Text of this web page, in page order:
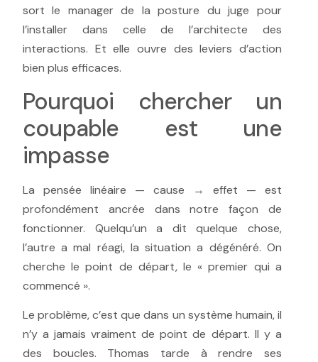
sort le manager de la posture du juge pour
l’installer dans celle de l’architecte des
interactions. Et elle ouvre des leviers d’action
bien plus efficaces.
Pourquoi chercher un
coupable est une
impasse
La pensée linéaire — cause → effet — est
profondément ancrée dans notre façon de
fonctionner. Quelqu’un a dit quelque chose,
l’autre a mal réagi, la situation a dégénéré. On
cherche le point de départ, le « premier qui a
commencé ».
Le problème, c’est que dans un système humain, il
n’y a jamais vraiment de point de départ. Il y a
des boucles. Thomas tarde à rendre ses